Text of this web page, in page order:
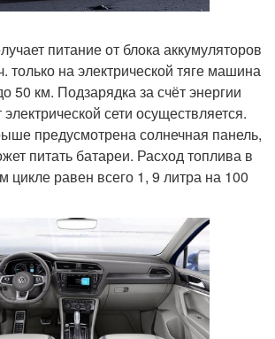
питание от блока аккумуляторов
только на электрической тяге машина
50 км. Подзарядка за счёт энергии
сети осуществляется.
предусмотрена солнечная панель,
питать батареи. Расход топлива в
цикле равен всего 1, 9 литра на 100